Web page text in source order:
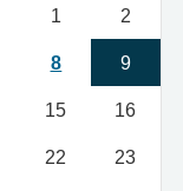
1 2
8 9
15 16
22 23